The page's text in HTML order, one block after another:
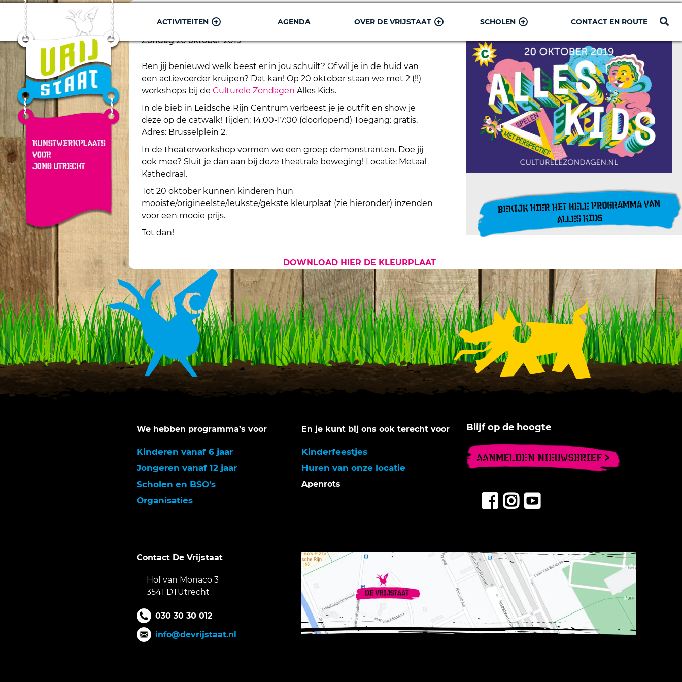
ACTIVITEITEN AGENDA OVER DE VRIJSTAAT SCHOLEN CONTACT EN ROUTE
Alles Kids workshops
Zondag 20 oktober 2019
Ben jij benieuwd welk beest er in jou schuilt? Of wil je in de huid van
een actievoerder kruipen? Dat kan! Op 20 oktober staan we met 2 (!!)
workshops bij de Culturele Zondagen Alles Kids.
In de bieb in Leidsche Rijn Centrum verbeest je je outfit en show je
deze op de catwalk! Tijden: 14:00-17:00 (doorlopend) Toegang: gratis.
Adres: Brusselplein 2.
In de theaterworkshop vormen we een groep demonstranten. Doe jij
ook mee? Sluit je dan aan bij deze theatrale beweging! Locatie: Metaal
Kathedraal.
Tot 20 oktober kunnen kinderen hun
mooiste/origineelste/leukste/gekste kleurplaat (zie hieronder) inzenden
voor een mooie prijs.
Tot dan!
DOWNLOAD HIER DE KLEURPLAAT
BEKIJK HIER HET HELE PROGRAMMA VAN
ALLES KIDS
We hebben programma’s voor
Kinderen vanaf 6 jaar
Jongeren vanaf 12 jaar
Scholen en BSO’s
Organisaties
En je kunt bij ons ook terecht voor
Kinderfeestjes
Huren van onze locatie
Apenrots
Blijf op de hoogte
AANMELDEN NIEUWSBRIEF >
Contact De Vrijstaat
Hof van Monaco 3
3541 DTUtrecht
030 30 30 012
info@devrijstaat.nl